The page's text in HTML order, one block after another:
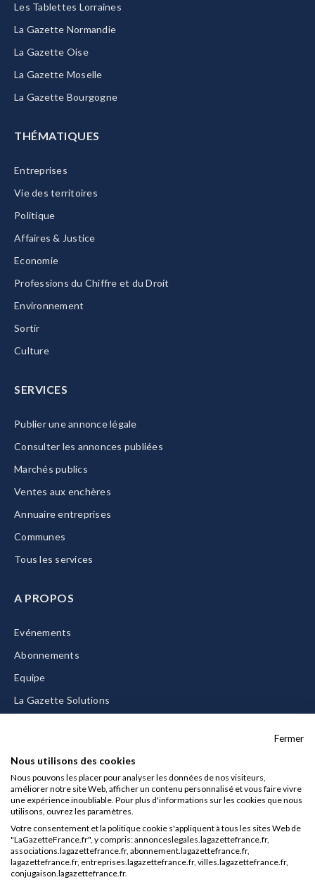
Les Tablettes Lorraines
La Gazette Normandie
La Gazette Oise
La Gazette Moselle
La Gazette Bourgogne
THÉMATIQUES
Entreprises
Vie des territoires
Politique
Affaires & Justice
Economie
Professions du Chiffre et du Droit
Environnement
Sortir
Culture
SERVICES
Publier une annonce légale
Consulter les annonces publiées
Marchés publics
Ventes aux enchères
Annuaire entreprises
Communes
Tous les services
A PROPOS
Evénements
Abonnements
Equipe
La Gazette Solutions
Mentions légales
CGU/CGV
Données personnelles
Charte sur les cookies
Gérer vos cookies
Fermer
Nous utilisons des cookies
Nous pouvons les placer pour analyser les données de nos visiteurs,
améliorer notre site Web, afficher un contenu personnalisé et vous faire vivre
une expérience inoubliable. Pour plus d'informations sur les cookies que nous
utilisons, ouvrez les paramètres.
Votre consentement et la politique cookie s'appliquent à tous les sites Web de
"LaGazetteFrance.fr", y compris: annonceslegales.lagazettefrance.fr,
associations.lagazettefrance.fr, abonnement.lagazettefrance.fr,
lagazettefrance.fr, entreprises.lagazettefrance.fr, villes.lagazettefrance.fr,
conjugaison.lagazettefrance.fr.